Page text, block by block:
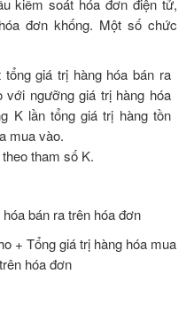
kiểm soát hóa đơn điện tử,
đơn khống. Một số chức
giá trị hàng hóa bán ra
ngưỡng giá trị hàng hóa
K lần tổng giá trị hàng tồn
mua vào.
tham số K.
bán ra trên hóa đơn
+ Tổng giá trị hàng hóa mua
hóa đơn